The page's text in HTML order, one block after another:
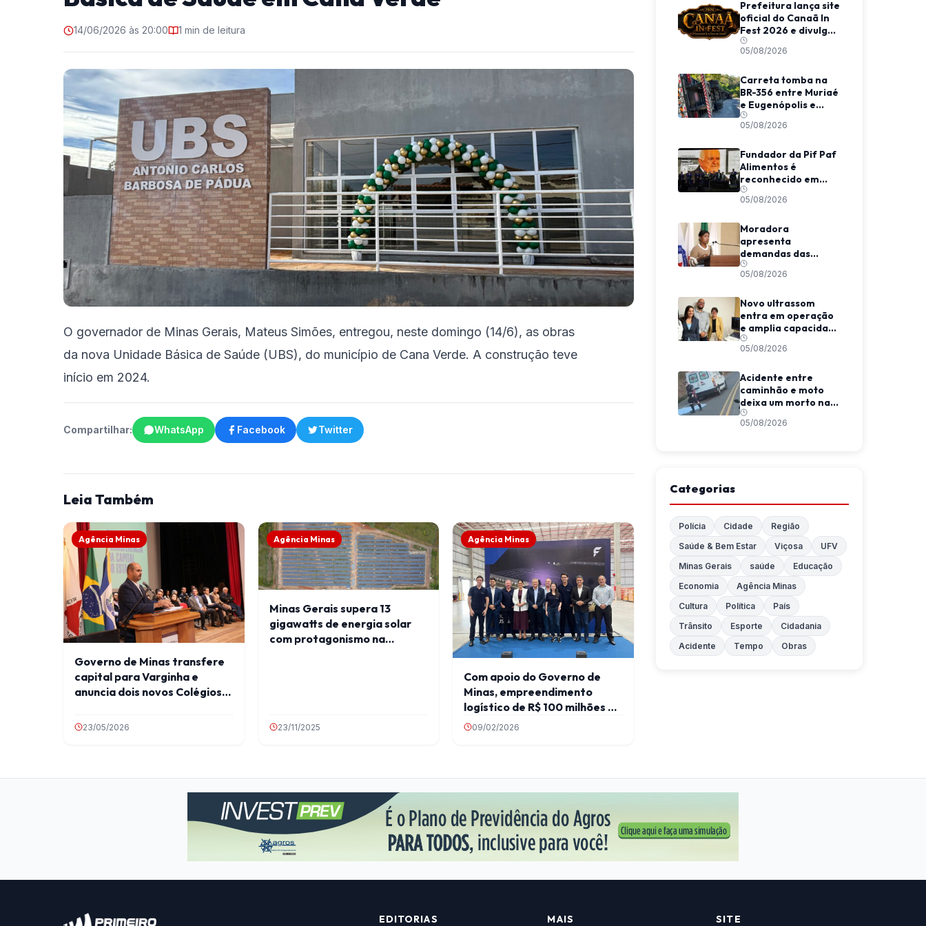
14/06/2026 às 20:00 1 min de leitura
O governador de Minas Gerais, Mateus Simões, entregou, neste domingo (14/6), as obras
da nova Unidade Básica de Saúde (UBS), do município de Cana Verde. A construção teve
início em 2024.
Compartilhar: WhatsApp Facebook Twitter
Leia Também
Agência Minas
Governo de Minas transfere
capital para Varginha e
anuncia dois novos Colégios
23/05/2026
Agência Minas
Minas Gerais supera 13
gigawatts de energia solar
com protagonismo na
23/11/2025
Agência Minas
Com apoio do Governo de
Minas, empreendimento
logístico de R$ 100 milhões é
inaugurado em Pouso Alegre
09/02/2026
Prefeitura lança site
oficial do Canaã In
Fest 2026 e divulga
programação do
evento
05/08/2026
Carreta tomba na
BR-356 entre Muriaé
e Eugenópolis e
mobiliza equipes de
resgate
05/08/2026
Fundador da Pif Paf
Alimentos é
reconhecido em
evento nacional em
São Paulo
05/08/2026
Moradora
apresenta
demandas das
Coelhas em Tribuna
Livre na Câmara de
05/08/2026
Novo ultrassom
entra em operação
e amplia capacidade
diagnóstica em
Viçosa
05/08/2026
Acidente entre
caminhão e moto
deixa um morto na
MGC-120, entre
Coimbra e São
05/08/2026
Categorias
Polícia Cidade
Região
Saúde & Bem Estar
Viçosa
UFV
Minas Gerais
saúde
Educação
Economia
Agência Minas
Cultura
Política
País
Trânsito
Esporte
Cidadania
Acidente
Tempo Obras
EDITORIAS MAIS SITE